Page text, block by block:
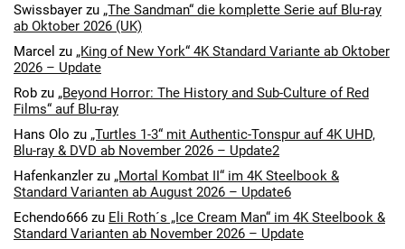
Swissbayer zu „The Sandman“ die komplette Serie auf Blu-ray
ab Oktober 2026 (UK)
Marcel zu „King of New York“ 4K Standard Variante ab Oktober
2026 – Update
Rob zu „Beyond Horror: The History and Sub-Culture of Red
Films“ auf Blu-ray
Hans Olo zu „Turtles 1-3“ mit Authentic-Tonspur auf 4K UHD,
Blu-ray & DVD ab November 2026 – Update2
Hafenkanzler zu „Mortal Kombat II“ im 4K Steelbook &
Standard Varianten ab August 2026 – Update6
Echendo666 zu Eli Roth´s „Ice Cream Man“ im 4K Steelbook &
Standard Varianten ab November 2026 – Update